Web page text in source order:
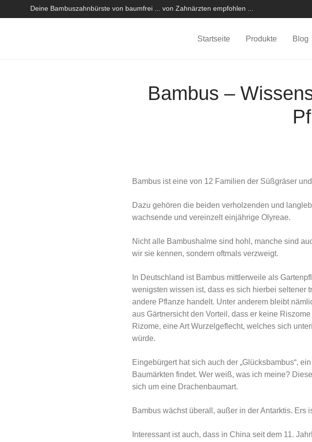
Deine Bambuszahnbürste von baumfrei ... von Zahnärzten empfohlen ...
Startseite Produkte Blog
Bambus –
Bambus ist eine von 12 Familien der Süßgräser
Dazu gehören die beiden verholzenden und
wachsende und vereinzelt einjährige Olyreae.
Nicht alle Bambushalme sind hohl, manche sind
wir sie kennen, sondern oftmals verzweigt.
In Deutschland ist Bambus mittlerweile als
wenigsten wissen ist, dass es sich hierbei seltener
andere Pflanze handelt. Unter anderem bleibt
aus Gärtnersicht den Vorteil, dass er keine
Rizome, eine Art Wurzelgeflecht, welches sich
würde.
Eingebürgert hat sich auch der „Glücksbambus“,
Baumärkten findet. Wer weiß, was ich meine?
sich um eine Drachenbaumart.
Bambus wächst überall, außer in der Antarktis. Ers
Interessant ist auch, dass in China seit dem 11.